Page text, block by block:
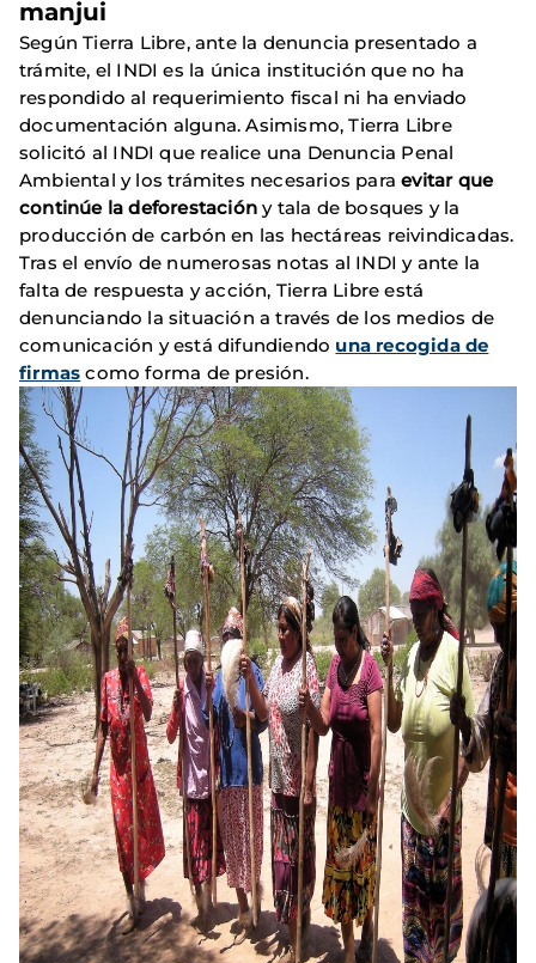
manjui
Según Tierra Libre, ante la denuncia presentado a
trámite, el INDI es la única institución que no ha
respondido al requerimiento fiscal ni ha enviado
documentación alguna. Asimismo, Tierra Libre
solicitó al INDI que realice una Denuncia Penal
Ambiental y los trámites necesarios para evitar que
continúe la deforestación y tala de bosques y la
producción de carbón en las hectáreas reivindicadas.
Tras el envío de numerosas notas al INDI y ante la
falta de respuesta y acción, Tierra Libre está
denunciando la situación a través de los medios de
comunicación y está difundiendo una recogida de
firmas como forma de presión.